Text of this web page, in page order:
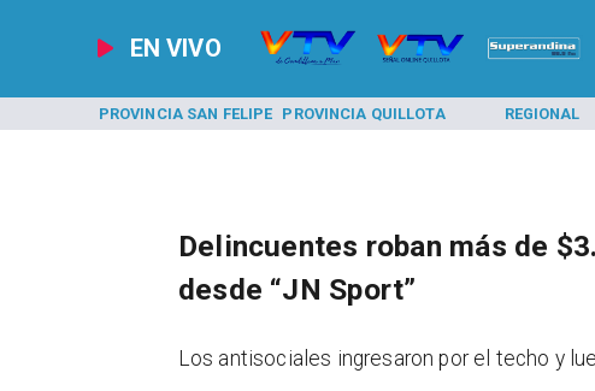
EN VIVO
PROVINCIA QUILLOTA REGIONAL
Delincuentes roban más de
desde “JN Sport”
Los antisociales ingresaron por el techo y